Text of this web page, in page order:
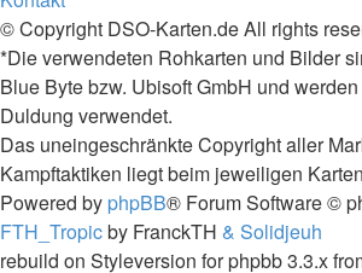
© Copyright DSO-Karten.de All rights
*Die verwendeten Rohkarten und Bilder
Blue Byte bzw. Ubisoft GmbH und
Duldung verwendet.
Das uneingeschränkte Copyright aller
Kampftaktiken liegt beim jeweiligen
Powered by phpBB® Forum Software ©
FTH_Tropicby FranckTH & Solidjeuh
rebuild on Styleversion for phpbb 3.3.x